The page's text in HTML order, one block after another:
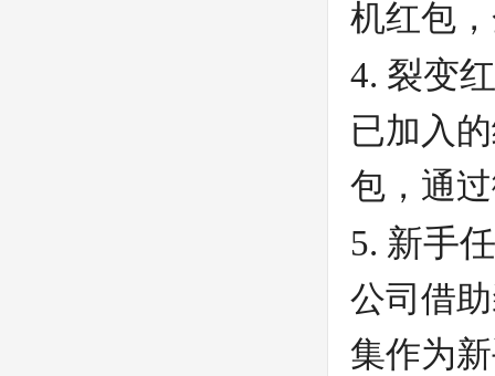
机红包
4. 裂变
已加入
包，通
5. 新手
公司借
集作为